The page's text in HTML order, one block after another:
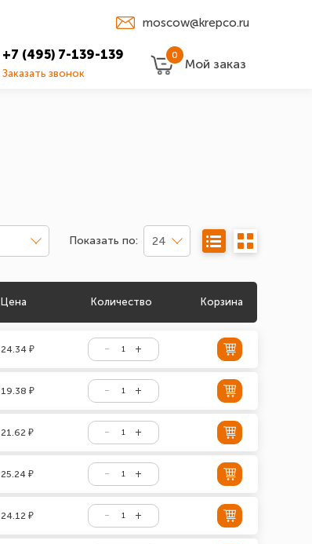
moscow@krepco.ru
+7 (495) 7-139-139
Заказать звонок
0
Мой заказ
Показать по: 24
Цена Количество Корзина
24.34 ₽
19.38 ₽
21.62 ₽
25.24 ₽
24.12 ₽